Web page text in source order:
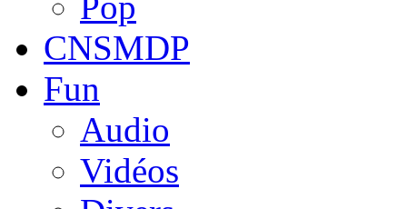
CNSMDP
Fun
Audio
Vidéos